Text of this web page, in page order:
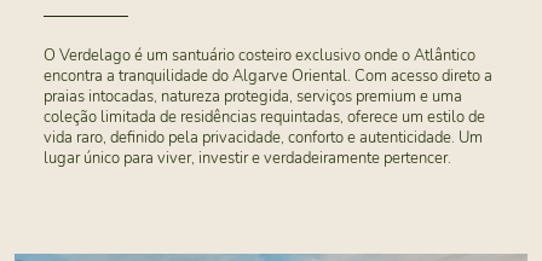
O Verdelago é um santuário costeiro exclusivo onde o Atlântico
encontra a tranquilidade do Algarve Oriental. Com acesso direto a
praias intocadas, natureza protegida, serviços premium e uma
coleção limitada de residências requintadas, oferece um estilo de
vida raro, definido pela privacidade, conforto e autenticidade. Um
lugar único para viver, investir e verdadeiramente pertencer.